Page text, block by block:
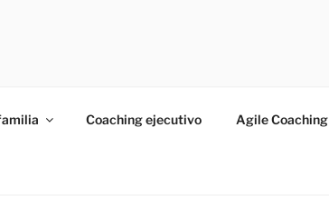
Coaching ejecutivo Agile Coaching